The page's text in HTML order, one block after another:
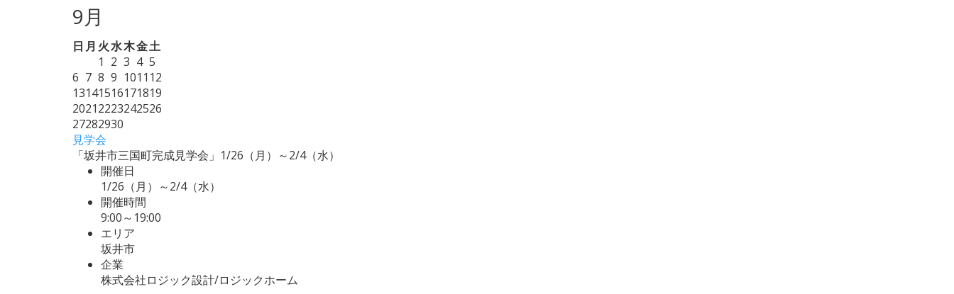
9月
日 月 火水木金土
1 2 3 4 5
6 7 8 9 1011 12
13141516171819
20212223242526
27282930
見学会
「坂井市三国町完成見学会」1/26（月）～2/4（水）
開催日
1/26（月）～2/4（水）
開催時間
9:00～19:00
エリア
坂井市
企業
株式会社ロジック設計/ロジックホーム